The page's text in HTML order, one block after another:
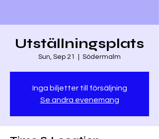
Utställningsplats
Sun, Sep 21 Södermalm
Inga biljetter till försäljning
Se andra evenemang